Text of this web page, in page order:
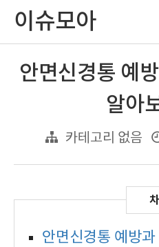
이슈모아
안면신경통 예
알아
카테고리 없음
안면신경통 예방과